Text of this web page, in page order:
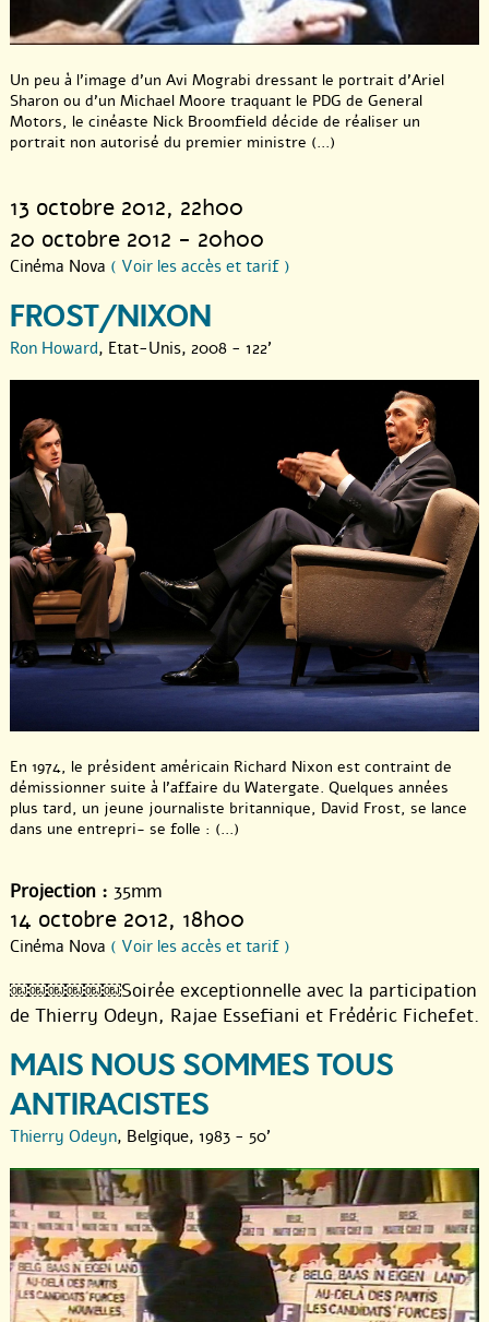
Un peu à l’image d’un Avi Mograbi dressant le portrait d’Ariel
Sharon ou d’un Michael Moore traquant le PDG de General
Motors, le cinéaste Nick Broomfield décide de réaliser un
portrait non autorisé du premier ministre (...)
13 octobre 2012, 22h00
20 octobre 2012 - 20h00
Cinéma Nova ( Voir les accès et tarif )
FROST/NIXON
Ron Howard, Etat-Unis, 2008 - 122'
En 1974, le président américain Richard Nixon est contraint de
démissionner suite à l’affaire du Watergate. Quelques années
plus tard, un jeune journaliste britannique, David Frost, se lance
dans une entrepri- se folle : (...)
Projection : 35mm
14 octobre 2012, 18h00
Cinéma Nova ( Voir les accès et tarif )
￼￼￼￼￼￼Soirée exceptionnelle avec la participation
de Thierry Odeyn, Rajae Essefiani et Frédéric Fichefet.
MAIS NOUS SOMMES TOUS
ANTIRACISTES
Thierry Odeyn, Belgique, 1983 - 50'